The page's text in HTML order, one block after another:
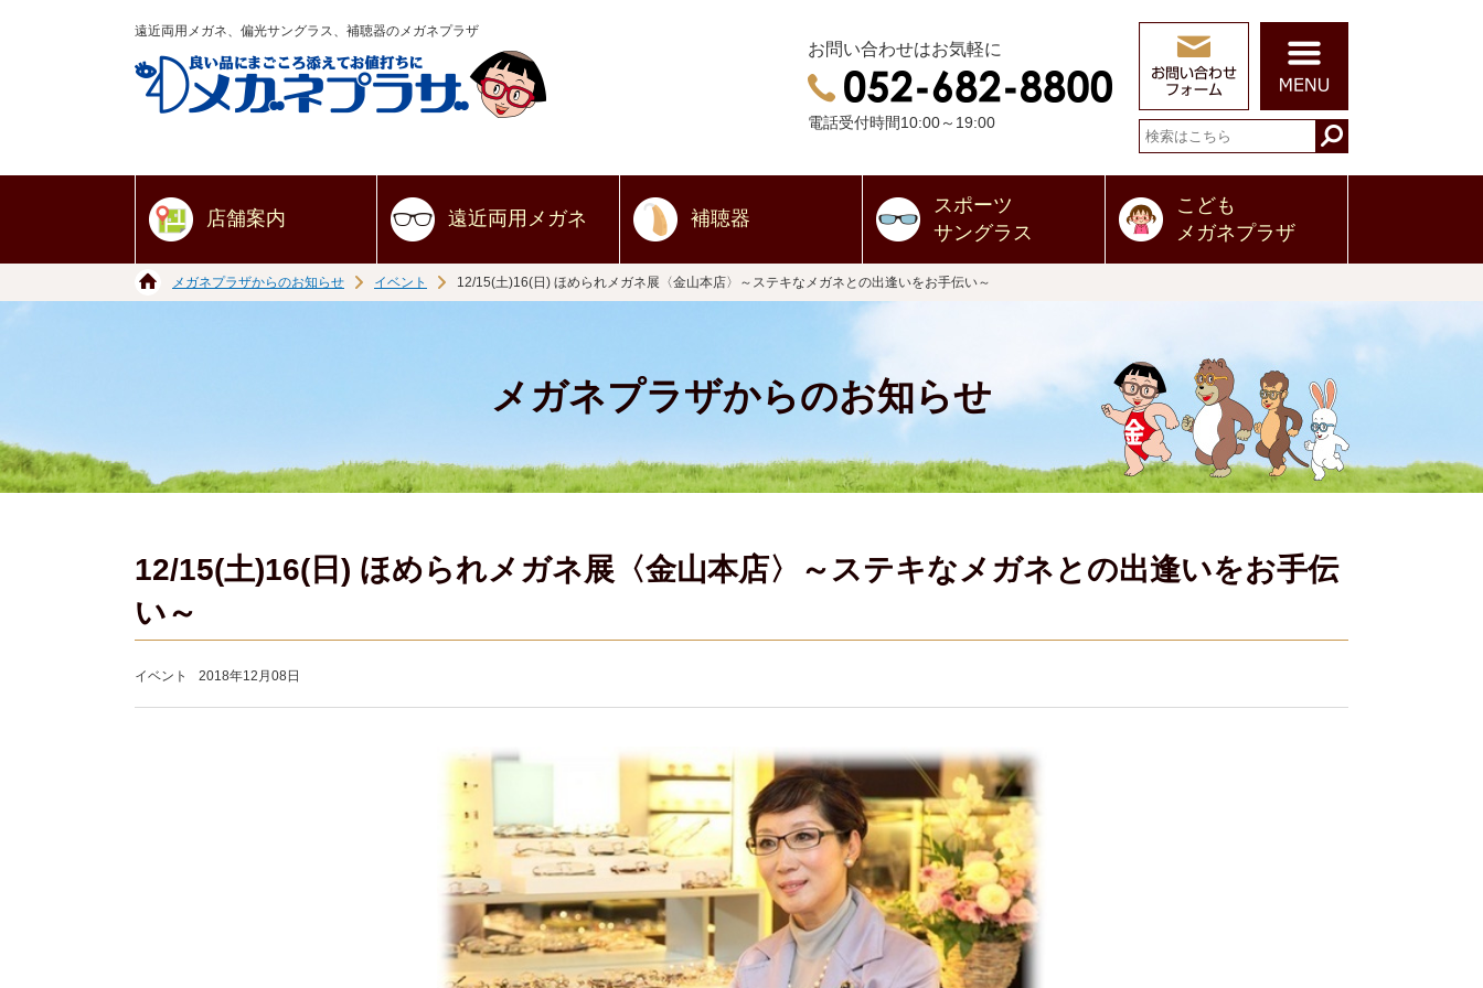
遠近両用メガネ、偏光サングラス、補聴器のメガネプラザ
お問い合わせはお気軽に
電話受付時間10:00～19:00
店舗案内 遠近両用 メガネ 補聴器
スポーツ
サングラス
こども
メガネプラザ
メガネプラザからのお知らせ イベント 12/15(土)16(日) ほめられメガネ展〈金山本店〉～ステキなメガネとの出逢いをお手伝い～
メガネプラザからのお知らせ
12/15(土)16(日) ほめられメガネ展〈金山本店〉～ステキなメガネとの出逢いをお手伝
い～
イベント 2018年12月08日